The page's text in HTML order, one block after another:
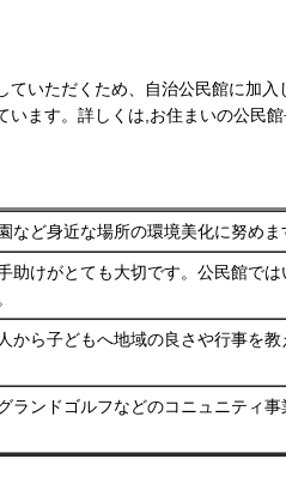
いただくため、自治公民館に加入
ます。詳しくは,お住まいの公民
ど身近な場所の環境美化に努めま
助けがとても大切です。公民館では
から子どもへ地域の良さや行事を教
ランドゴルフなどのコニュニティ事